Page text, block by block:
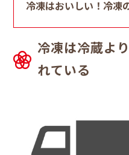
冷凍はおいしい！冷凍
冷凍は冷蔵よ
れている